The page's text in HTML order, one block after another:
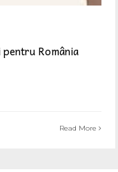
România
Read More